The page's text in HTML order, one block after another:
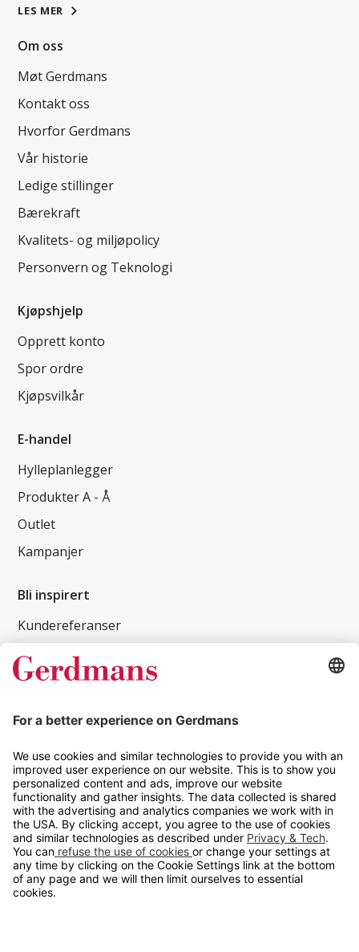
LES MER
Om oss
Møt Gerdmans
Kontakt oss
Hvorfor Gerdmans
Vår historie
Ledige stillinger
Bærekraft
Kvalitets- og miljøpolicy
Personvern og Teknologi
Kjøpshjelp
Opprett konto
Spor ordre
Kjøpsvilkår
E-handel
Hylleplanlegger
Produkter A - Å
Outlet
Kampanjer
Bli inspirert
Kundereferanser
Magasin
Tips og guider
Kontakt
info@gerdmans.no
67 80 56 20
Åpningstid
Hverdager 08:00-16:00